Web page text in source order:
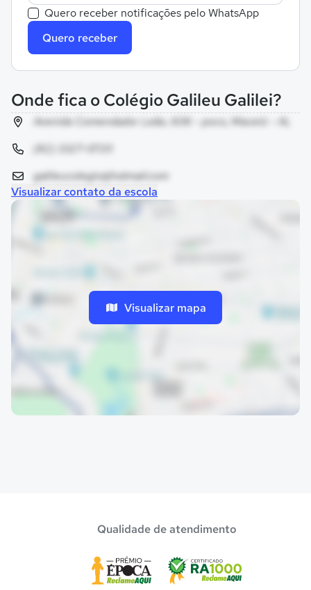
Quero receber notificações pelo WhatsApp
Quero receber
Onde fica o Colégio Galileu Galilei?
Avenida Comendador Leão, 606 - poco, Maceió - AL
(82) 3327-0720
galileucolegio@hotmail.com
Visualizar contato da escola
Visualizar mapa
Qualidade de atendimento